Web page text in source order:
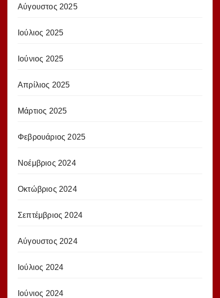
Αύγουστος 2025
Ιούλιος 2025
Ιούνιος 2025
Απρίλιος 2025
Μάρτιος 2025
Φεβρουάριος 2025
Νοέμβριος 2024
Οκτώβριος 2024
Σεπτέμβριος 2024
Αύγουστος 2024
Ιούλιος 2024
Ιούνιος 2024